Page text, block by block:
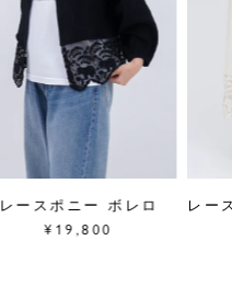
レースポニー ボレロ
¥19,800
レー